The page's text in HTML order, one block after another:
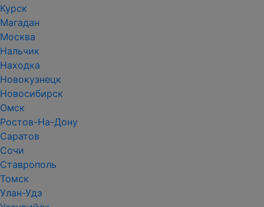
Курск
Магадан
Москва
Нальчик
Находка
Новокузнецк
Новосибирск
Омск
Ростов-На-Дону
Саратов
Сочи
Ставрополь
Томск
Улан-Удэ